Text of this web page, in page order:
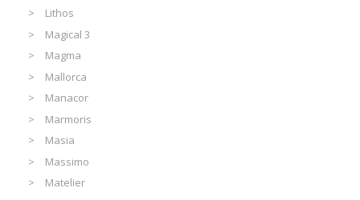
Lithos
Magical 3
Magma
Mallorca
Manacor
Marmoris
Masia
Massimo
Matelier